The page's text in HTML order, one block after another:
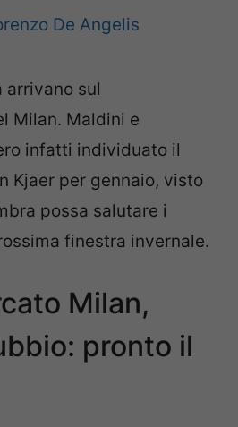
De Angelis
sul
Milan. Maldini e
infatti individuato il
Kjaer per gennaio, visto
possa salutare i
finestra invernale.
Milan,
pronto il